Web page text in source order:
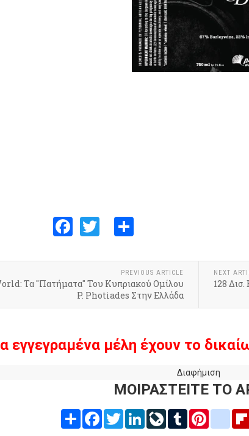
Facebook
Twitter
PREVIOUS ARTICLE
Τα "Πατήματα" Του Κυπριακού Ομίλου
P. Photiades Στην Ελλάδα
NEXT
128
εγγεγραμένα μέλη έχουν το
Διαφήμιση
ΜΟΙΡΑΣΤΕΙΤΕ ΤΟ
Share FacebookTwitterLinkedInLiveJournal
Tumblr Pinterest